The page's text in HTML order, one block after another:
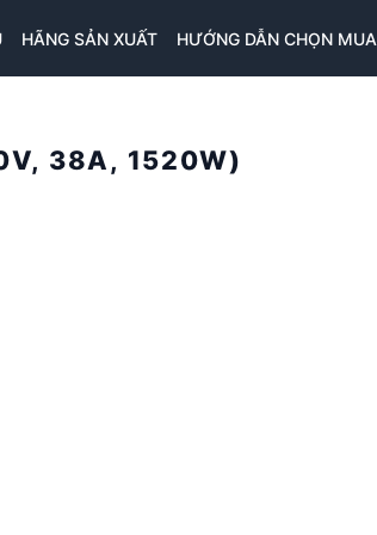
HÃNG SẢN XUẤT HƯỚNG DẪN CHỌN MUA
38A, 1520W)